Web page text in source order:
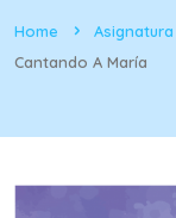
Home Asignatura
Cantando A María